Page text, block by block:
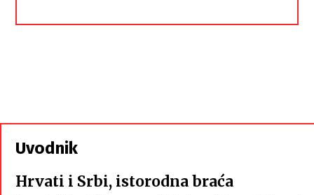
Uvodnik
Hrvati i Srbi, istorodna braća